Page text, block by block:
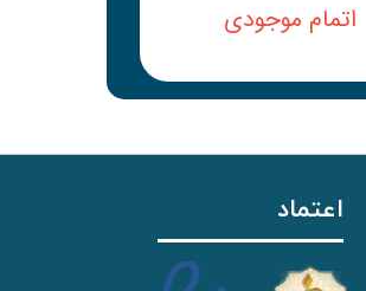
اتمام موجودی
اعتماد